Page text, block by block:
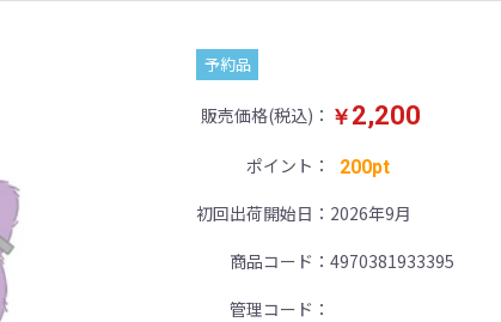
予約品
販売価格(税込) ￥2,200
ポイント 200pt
初回出荷開始日
2026年9月
商品コード
4970381933395
管理コード